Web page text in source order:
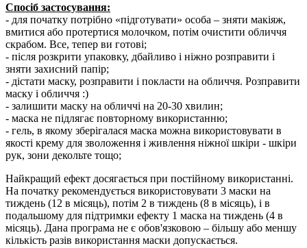
Спосіб застосування:
- для початку потрібно «підготувати» особа – зняти макіяж,
вмитися або протертися молочком, потім очистити обличчя
скрабом. Все, тепер ви готові;
- після розкрити упаковку, дбайливо і ніжно розправити і
зняти захисний папір;
- дістати маску, розправити і покласти на обличчя. Розправити
маску і обличчя :)
- залишити маску на обличчі на 20-30 хвилин;
- маска не підлягає повторному використанню;
- гель, в якому зберігалася маска можна використовувати в
якості крему для зволоження і живлення ніжної шкіри - шкіри
рук, зони декольте тощо;
Найкращий ефект досягається при постійному використанні.
На початку рекомендується використовувати 3 маски на
тиждень (12 в місяць), потім 2 в тиждень (8 в місяць), і в
подальшому для підтримки ефекту 1 маска на тиждень (4 в
місяць). Дана програма не є обов'язковою – більшу або меншу
кількість разів використання маски допускається.